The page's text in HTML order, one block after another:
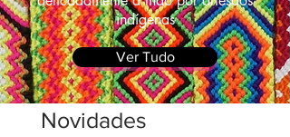
indígenas
Ver Tudo
Novidades